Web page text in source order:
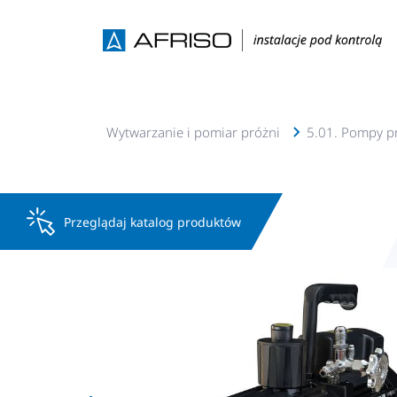
5. Wytwarzanie i pomiar próżni 5.01. Pompy
Przeglądaj katalog produktów